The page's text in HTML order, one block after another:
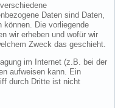
Daten sind Daten,
können. Die vorliegende
wir erheben und wofür wir
Zweck das geschieht.
im Internet (z.B. bei der
aufweisen kann. Ein
durch Dritte ist nicht